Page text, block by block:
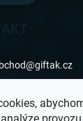
@giftak.cz